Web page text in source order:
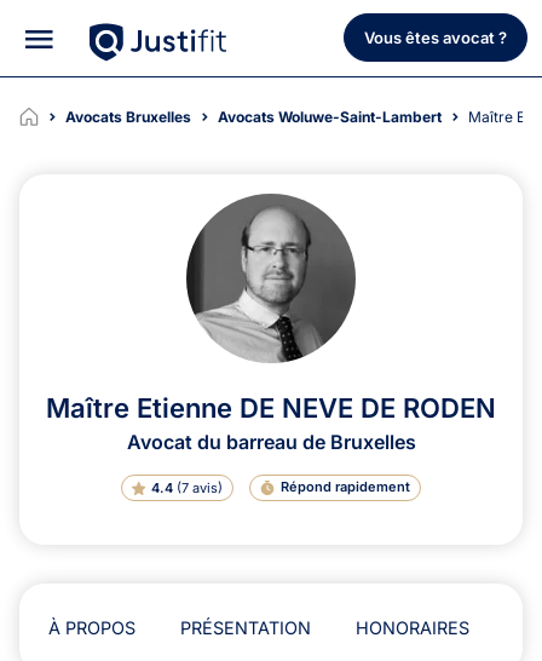
Vous êtes avocat ?
Avocats Bruxelles Avocats Woluwe-Saint-Lambert Maître
Maître Etienne DE NEVE DE RODEN
Avocat du barreau de Bruxelles
4.4 (7 avis) Répond rapidement
À PROPOS PRÉSENTATION HONORAIRES